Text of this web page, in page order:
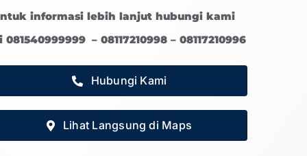
informasi lebih lanjut hubungi kami
081540999999 – 08117210998 – 08117210996
Hubungi Kami
Lihat Langsung di Maps